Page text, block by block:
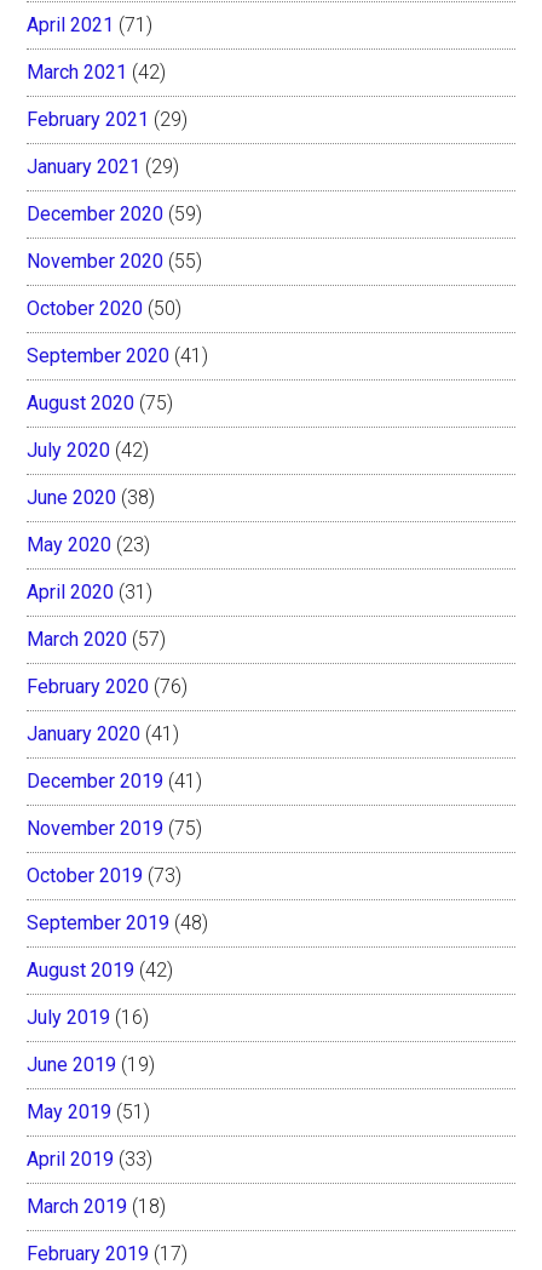
April 2021 (71)
March 2021 (42)
February 2021 (29)
January 2021 (29)
December 2020 (59)
November 2020 (55)
October 2020 (50)
September 2020 (41)
August 2020 (75)
July 2020 (42)
June 2020 (38)
May 2020 (23)
April 2020 (31)
March 2020 (57)
February 2020 (76)
January 2020 (41)
December 2019 (41)
November 2019 (75)
October 2019 (73)
September 2019 (48)
August 2019 (42)
July 2019 (16)
June 2019 (19)
May 2019 (51)
April 2019 (33)
March 2019 (18)
February 2019 (17)